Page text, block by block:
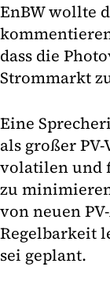
EnBW wollte
dass die
Strommarkt
Eine
als großer
volatilen und
zu
von neuen
Regelbarkeit
sei geplant.